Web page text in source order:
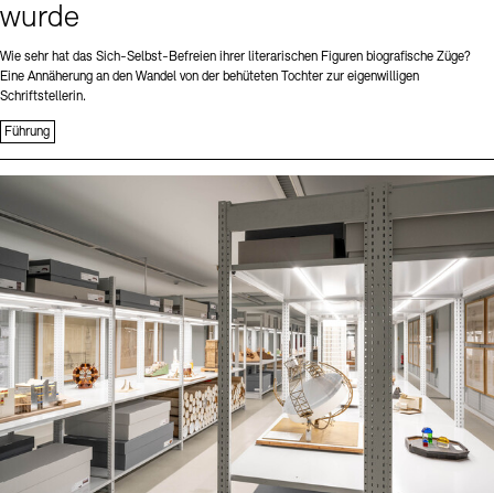
wurde
Wie sehr hat das Sich-Selbst-Befreien ihrer literarischen Figuren biografische Züge?
Eine Annäherung an den Wandel von der behüteten Tochter zur eigenwilligen
Schriftstellerin.
Führung